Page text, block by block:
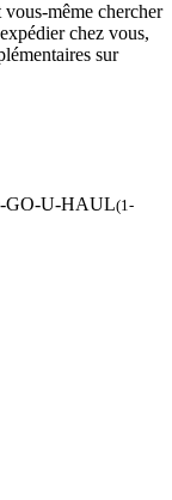
vous-même chercher
chez vous,
sur
GO-U-HAUL(1-